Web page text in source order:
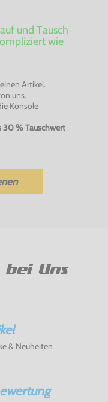
und Tausch
wie
Artikel.
uns.
Konsole
30 % Tauschwert
Uns
& Neuheiten